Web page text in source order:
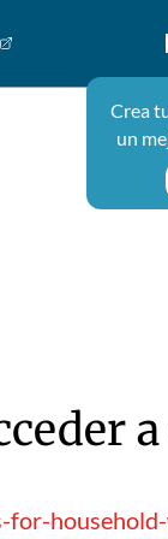
Crea
un
a
for-